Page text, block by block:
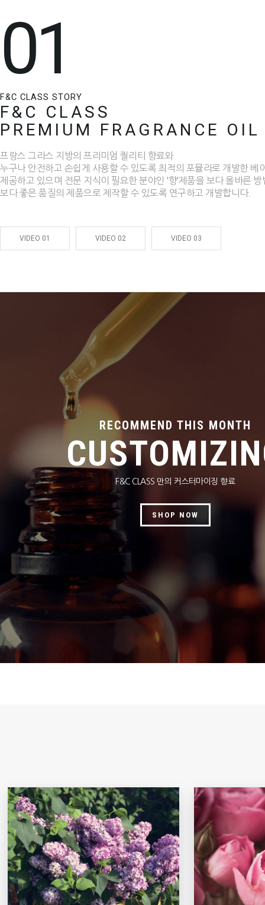
VIDEO 01 VIDEO 02 VIDEO 03
01
F&C CLASS STORY
F&C CLASS
PREMIUM FRAGRANCE OIL
프랑스 그라스 지방의 프리미엄 퀄리티 향료와
누구나 안전하고 손쉽게 사용할 수 있도록 최적의 포뮬라로 개발한 베
제공하고 있으며 전문 지식이 필요한 분야인 '향'제품을 보다 올바른 방
보다 좋은 품질의 제품으로 제작할 수 있도록 연구하고 개발합니다.
RECOMMEND THIS MONTH
F&C CLASS 만의 커스터마이징 향료
SHOP NOW